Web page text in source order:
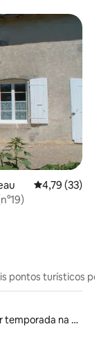
4,79 de uma
4,79 (33)
pontos turísticos
Aluguéis por temporada na orla